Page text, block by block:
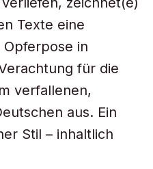
Texte eine
in
für die
verfallenen,
aus. Ein
Stil – inhaltlich